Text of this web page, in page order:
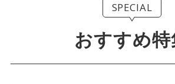
SPECIAL
おすすめ特